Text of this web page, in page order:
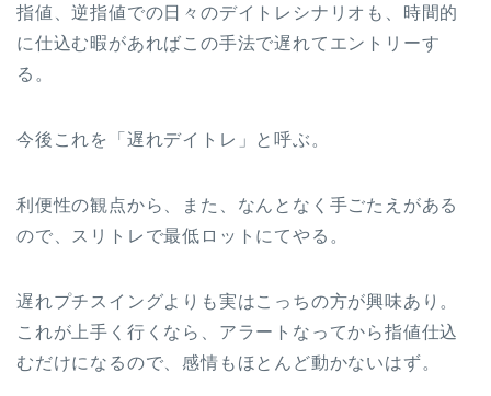
指値、逆指値での日々のデイトレシナリオも、時間的
に仕込む暇があればこの手法で遅れてエントリーす
る。
今後これを「遅れデイトレ」と呼ぶ。
利便性の観点から、また、なんとなく手ごたえがある
ので、スリトレで最低ロットにてやる。
遅れプチスイングよりも実はこっちの方が興味あり。
これが上手く行くなら、アラートなってから指値仕込
むだけになるので、感情もほとんど動かないはず。